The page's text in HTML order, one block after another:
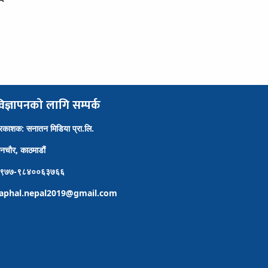
लागि सम्पर्क
सनातन मिडिया प्रा.लि.
काठमाडौं
९८४००६३७६६